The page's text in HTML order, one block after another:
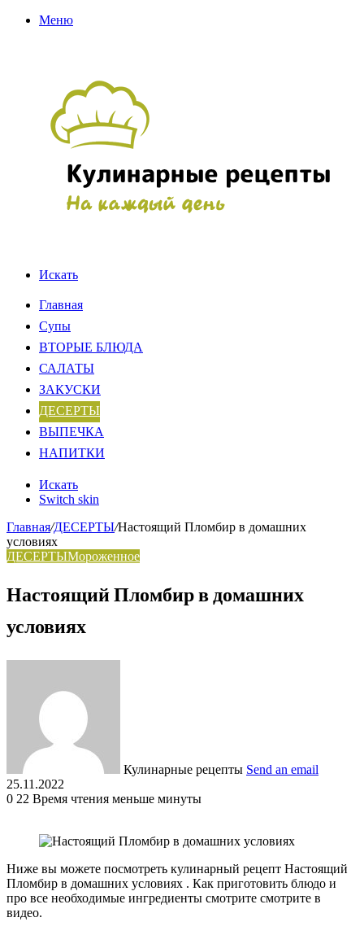
Меню
Искать
Главная
Супы
ВТОРЫЕ БЛЮДА
САЛАТЫ
ЗАКУСКИ
ДЕСЕРТЫ
ВЫПЕЧКА
НАПИТКИ
Искать
Switch skin
Главная/ДЕСЕРТЫ/Настоящий Пломбир в домашних
условиях
ДЕСЕРТЫМороженное
Настоящий Пломбир в домашних
условиях
Кулинарные рецепты Send an email
25.11.2022
0 22 Время чтения меньше минуты
Ниже вы можете посмотреть кулинарный рецепт Настоящий
Пломбир в домашних условиях . Как приготовить блюдо и
про все необходимые ингредиенты смотрите смотрите в
видео.